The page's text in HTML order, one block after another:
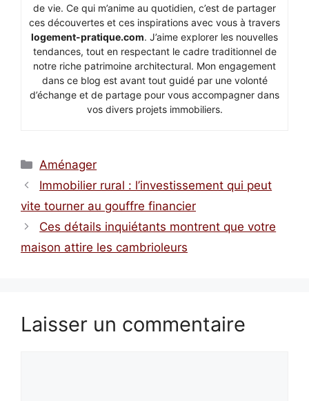
de vie. Ce qui m’anime au quotidien, c’est de partager
ces découvertes et ces inspirations avec vous à travers
logement-pratique.com. J’aime explorer les nouvelles
tendances, tout en respectant le cadre traditionnel de
notre riche patrimoine architectural. Mon engagement
dans ce blog est avant tout guidé par une volonté
d’échange et de partage pour vous accompagner dans
vos divers projets immobiliers.
Catégories
Aménager
Immobilier rural : l’investissement qui peut
vite tourner au gouffre financier
Ces détails inquiétants montrent que votre
maison attire les cambrioleurs
Laisser un commentaire